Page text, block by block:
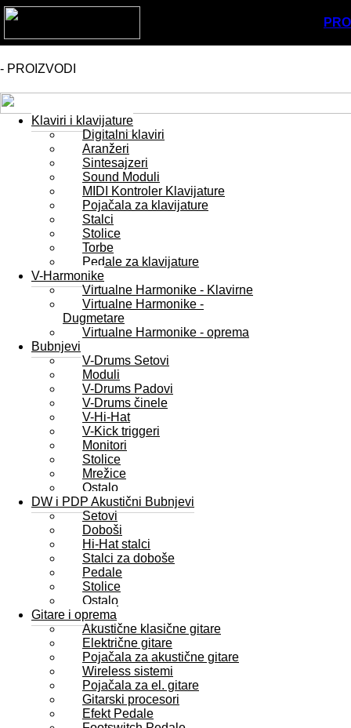
- PROIZVODI
Klaviri i klavijature
Digitalni klaviri
Aranžeri
Sintesajzeri
Sound Moduli
MIDI Kontroler Klavijature
Pojačala za klavijature
Stalci
Stolice
Torbe
Pedale za klavijature
V-Harmonike
Virtualne Harmonike - Klavirne
Virtualne Harmonike -
Dugmetare
Virtualne Harmonike - oprema
Bubnjevi
V-Drums Setovi
Moduli
V-Drums Padovi
V-Drums činele
V-Hi-Hat
V-Kick triggeri
Monitori
Stolice
Mrežice
Ostalo
DW i PDP Akustični Bubnjevi
Setovi
Doboši
Hi-Hat stalci
Stalci za doboše
Pedale
Stolice
Ostalo
Gitare i oprema
Akustične klasične gitare
Električne gitare
Pojačala za akustične gitare
Wireless sistemi
Pojačala za el. gitare
Gitarski procesori
Efekt Pedale